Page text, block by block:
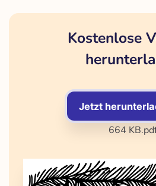
Kostenlose
Jetzt
664 KB